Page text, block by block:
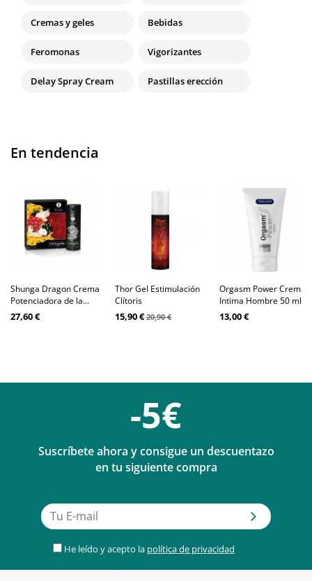
Cremas y geles Bebidas
Feromonas Vigorizantes
Delay Spray Cream Pastillas erección
En tendencia
Shunga Dragon Crema
Potenciadora de la...
27,60 €
Thor Gel Estimulación
Clítoris
15,90 €20,90 €
Orgasm Power Crema
Intima Hombre 50 ml
13,00 €
-5€
Suscríbete ahora y consigue un descuentazo
en tu siguiente compra
He leído y acepto la política de privacidad